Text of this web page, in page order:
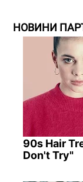
НОВИНИ
90s Hair
Don't Try"